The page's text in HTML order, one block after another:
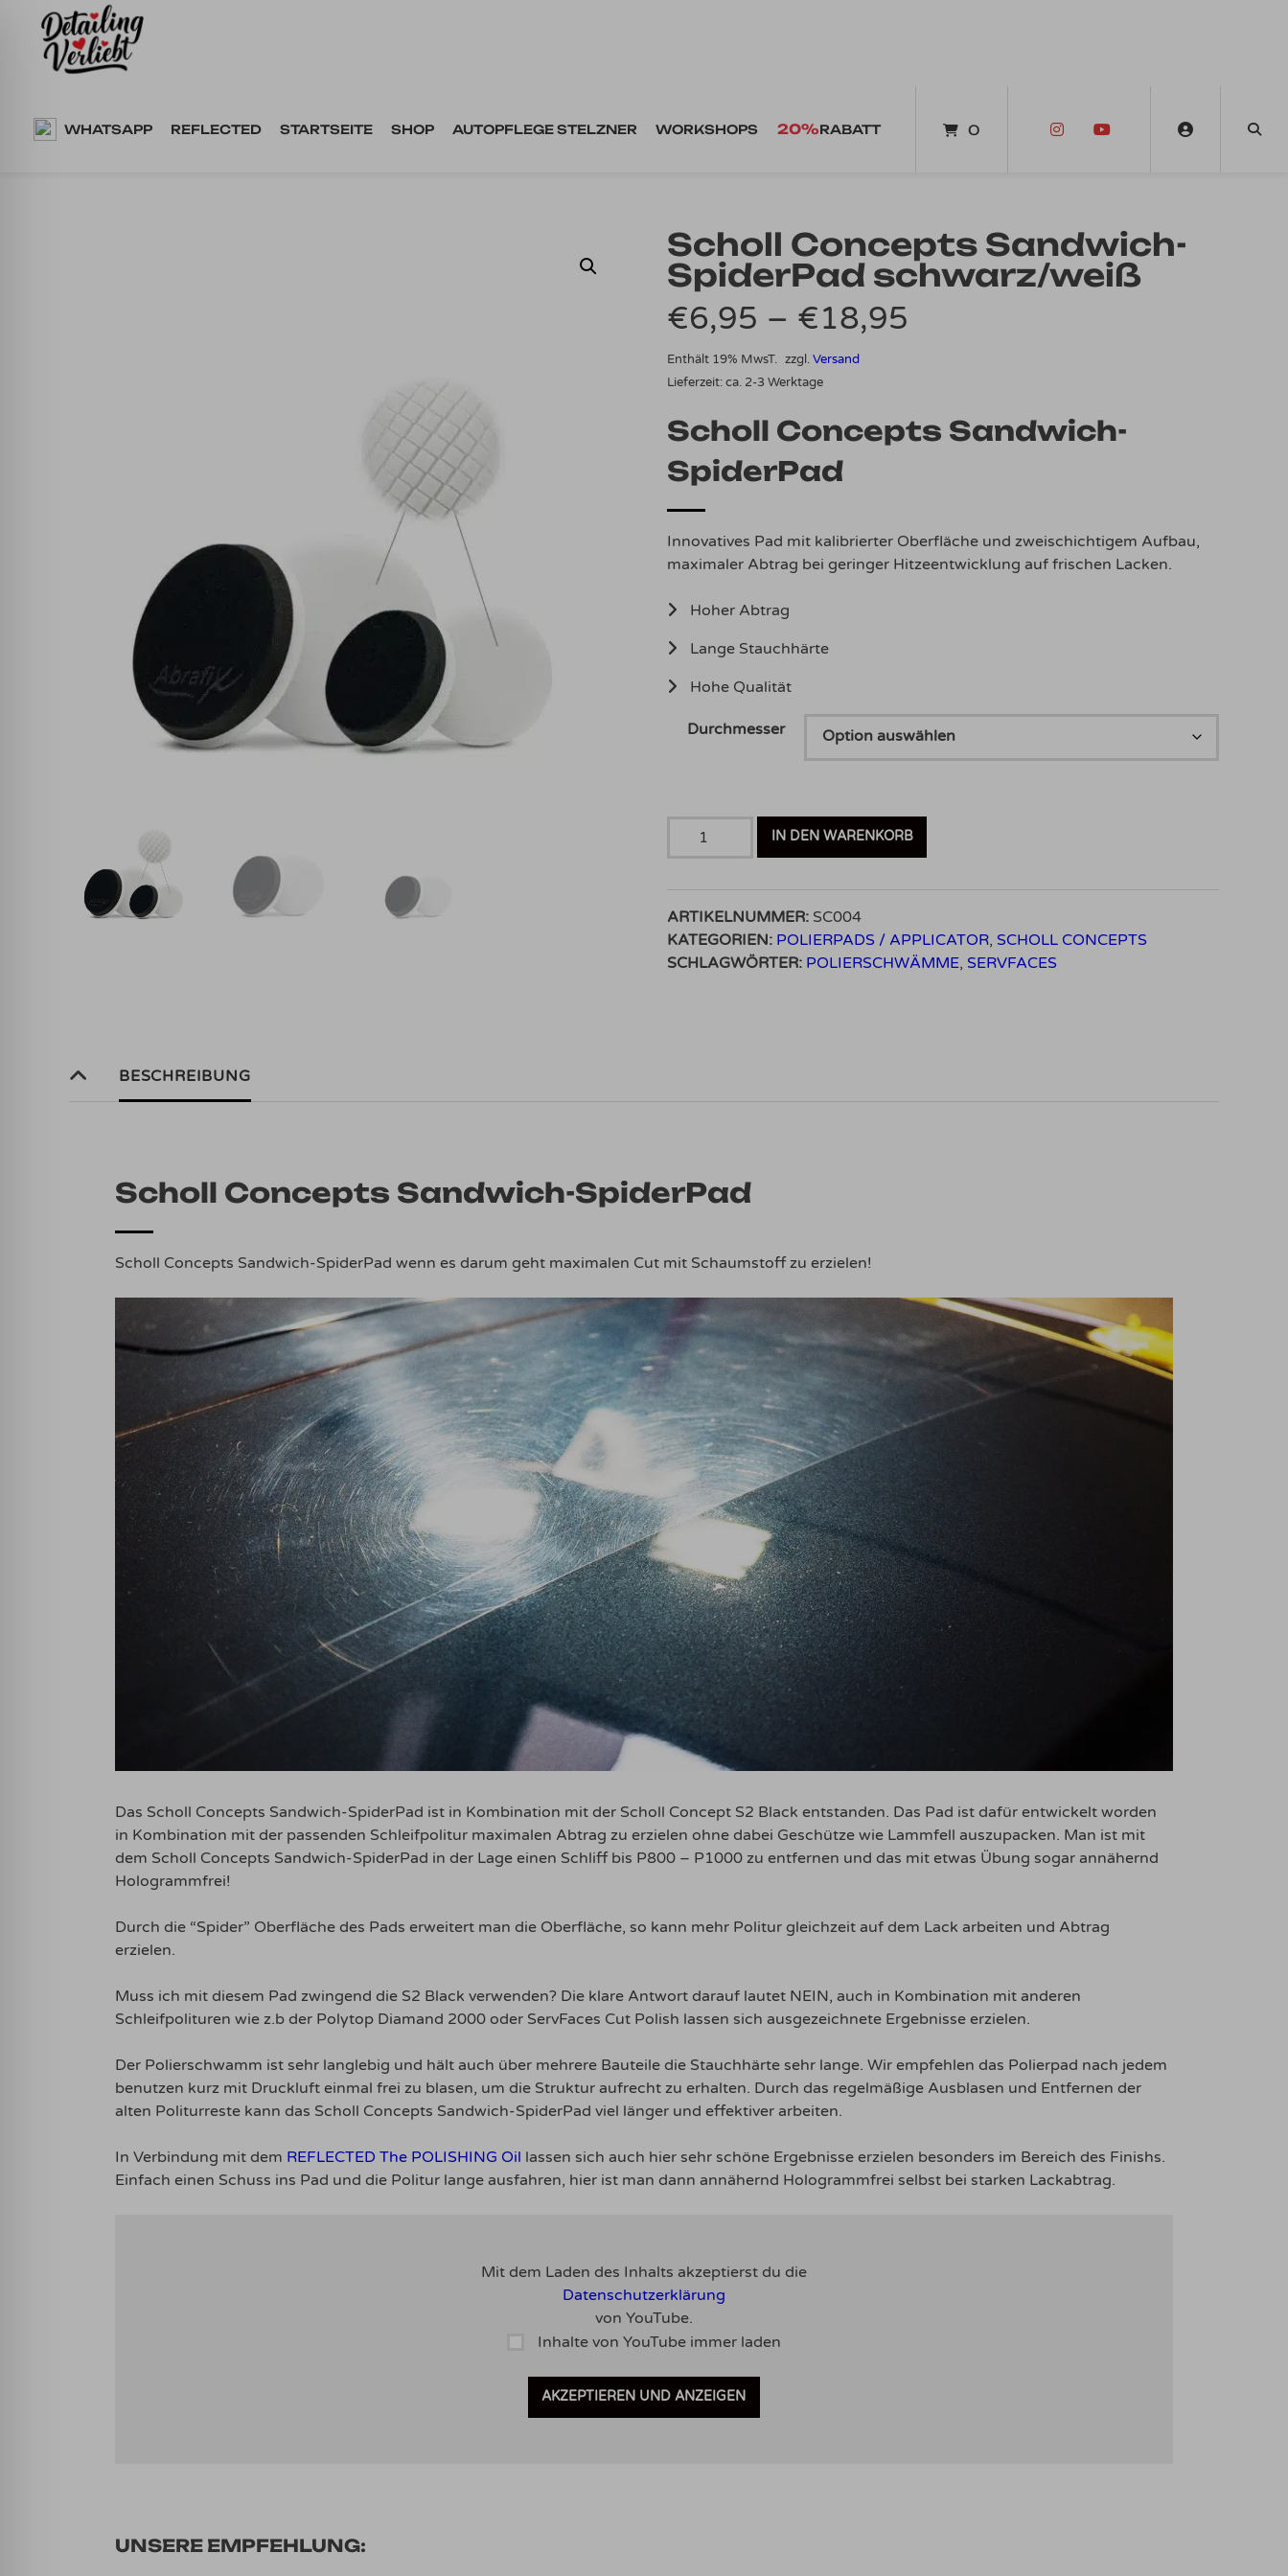
Springe
WHATSAPP REFLECTED STARTSEITE SHOP AUTOPFLEGE STELZNER WORKSHOPS 20%RABATT 0
Scholl Concepts Sandwich-
SpiderPad schwarz/weiß
€6,95 – €18,95
bis
Enthält 19% MwsT. zzgl.Versand
Lieferzeit: ca. 2-3 Werktage
Scholl Concepts Sandwich-
SpiderPad
Innovatives Pad mit kalibrierter Oberfläche und zweischichtigem Aufbau,
maximaler Abtrag bei geringer Hitzeentwicklung auf frischen Lacken.
Hoher Abtrag
Lange Stauchhärte
Hohe Qualität
Durchmesser
schwarz/weiß
Menge
IN DEN WARENKORB
ARTIKELNUMMER: SC004
KATEGORIEN: POLIERPADS / APPLICATOR, SCHOLL CONCEPTS
SCHLAGWÖRTER: POLIERSCHWÄMME, SERVFACES
BESCHREIBUNG
Scholl Concepts Sandwich-SpiderPad
Scholl Concepts Sandwich-SpiderPad wenn es darum geht maximalen Cut mit Schaumstoff zu erzielen!
Das Scholl Concepts Sandwich-SpiderPad ist in Kombination mit der Scholl Concept S2 Black entstanden. Das Pad ist dafür entwickelt worden
in Kombination mit der passenden Schleifpolitur maximalen Abtrag zu erzielen ohne dabei Geschütze wie Lammfell auszupacken. Man ist mit
dem Scholl Concepts Sandwich-SpiderPad in der Lage einen Schliff bis P800 – P1000 zu entfernen und das mit etwas Übung sogar annähernd
Hologrammfrei!
Durch die “Spider” Oberfläche des Pads erweitert man die Oberfläche, so kann mehr Politur gleichzeit auf dem Lack arbeiten und Abtrag
erzielen.
Muss ich mit diesem Pad zwingend die S2 Black verwenden? Die klare Antwort darauf lautet NEIN, auch in Kombination mit anderen
Schleifpolituren wie z.b der Polytop Diamand 2000 oder ServFaces Cut Polish lassen sich ausgezeichnete Ergebnisse erzielen.
Der Polierschwamm ist sehr langlebig und hält auch über mehrere Bauteile die Stauchhärte sehr lange. Wir empfehlen das Polierpad nach jedem
benutzen kurz mit Druckluft einmal frei zu blasen, um die Struktur aufrecht zu erhalten. Durch das regelmäßige Ausblasen und Entfernen der
alten Politurreste kann das Scholl Concepts Sandwich-SpiderPad viel länger und effektiver arbeiten.
In Verbindung mit dem REFLECTED The POLISHING Oil lassen sich auch hier sehr schöne Ergebnisse erzielen besonders im Bereich des Finishs.
Einfach einen Schuss ins Pad und die Politur lange ausfahren, hier ist man dann annähernd Hologrammfrei selbst bei starken Lackabtrag.
Mit dem Laden des Inhalts akzeptierst du die
Datenschutzerklärung
von YouTube.
Inhalte von YouTube immer laden
AKZEPTIEREN UND ANZEIGEN
UNSERE EMPFEHLUNG: